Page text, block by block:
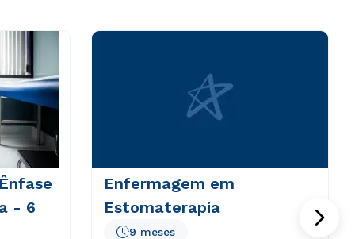
- 6
Enfermagem em
Estomaterapia
9 meses